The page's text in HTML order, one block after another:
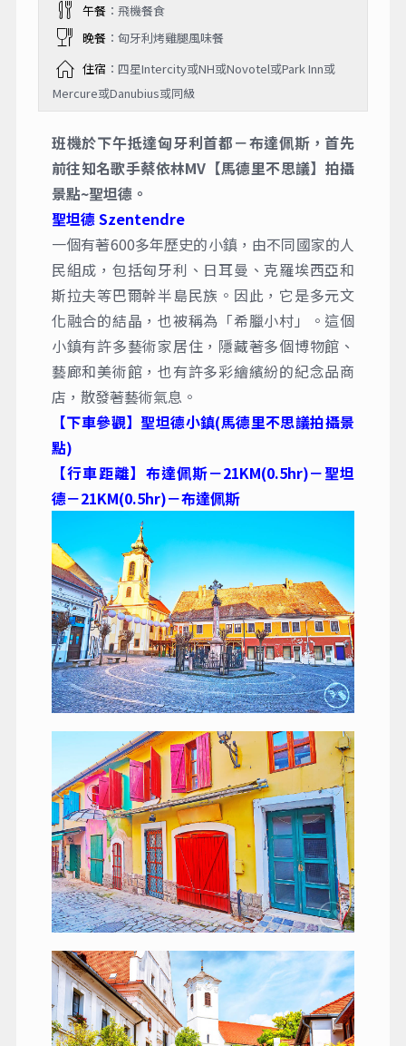
午餐：飛機餐食
晚餐：匈牙利烤雞腿風味餐
住宿 ：四星Intercity或NH或Novotel或Park Inn或
Mercure或Danubius或同級
班機於下午抵達匈牙利首都－布達佩斯，首先
前往知名歌手蔡依林MV【馬德里不思議】拍攝
景點~聖坦德。
聖坦德 Szentendre
一個有著600多年歷史的小鎮，由不同國家的人
民組成，包括匈牙利、日耳曼、克羅埃西亞和
斯拉夫等巴爾幹半島民族。因此，它是多元文
化融合的結晶，也被稱為「希臘小村」。這個
小鎮有許多藝術家居住，隱藏著多個博物館、
藝廊和美術館，也有許多彩繪繽紛的紀念品商
店，散發著藝術氣息。
【下車參觀】聖坦德小鎮(馬德里不思議拍攝景
點)
【行車距離】布達佩斯－21KM(0.5hr)－聖坦
德－21KM(0.5hr)－布達佩斯